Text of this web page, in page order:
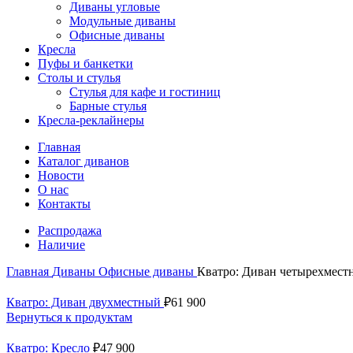
Диваны угловые
Модульные диваны
Офисные диваны
Кресла
Пуфы и банкетки
Столы и стулья
Стулья для кафе и гостиниц
Барные стулья
Кресла-реклайнеры
Главная
Каталог диванов
Новости
О нас
Контакты
Распродажа
Наличие
Главная Диваны Офисные диваны Кватро: Диван
Кватро: Диван двухместный ₽61 900
Вернуться к продуктам
Кватро: Кресло ₽47 900